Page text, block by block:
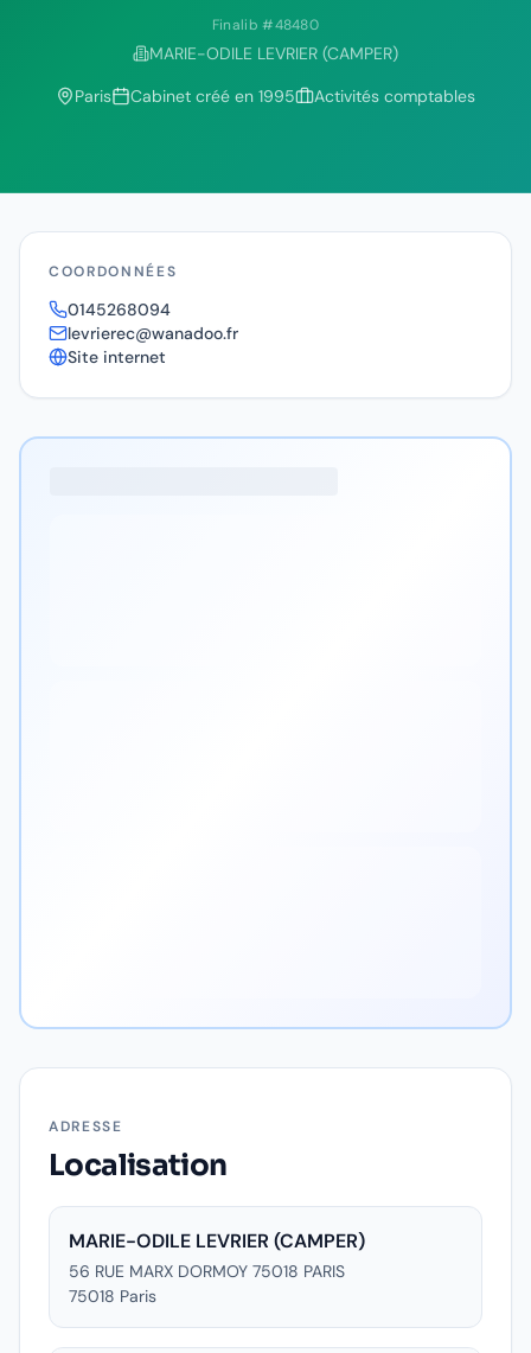
Finalib #48480
MARIE-ODILE LEVRIER (CAMPER)
Paris
Cabinet créé en 1995 Activités comptables
ADRESSE
Localisation
MARIE-ODILE LEVRIER (CAMPER)
56 RUE MARX DORMOY 75018 PARIS
75018 Paris
COORDONNÉES
0145268094
levrierec@wanadoo.fr
Site internet